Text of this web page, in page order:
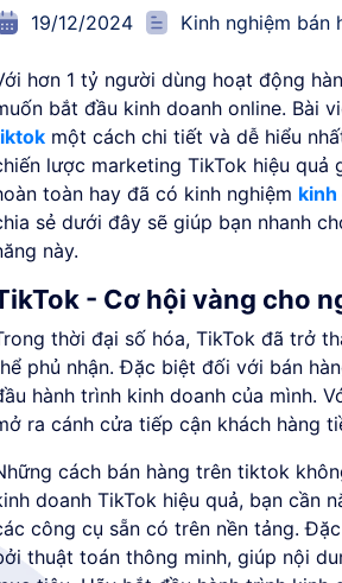
19/12/2024 Kinh nghiệm bán
hơn 1 tỷ người dùng hoạt động
bắt đầu kinh doanh online. Bài
một cách chi tiết và dễ hiểu
lược marketing TikTok hiệu quả
toàn hay đã có kinh nghiệm kinh
sẻ dưới đây sẽ giúp bạn nhanh
này.
- Cơ hội vàng cho
thời đại số hóa, TikTok đã trở
phủ nhận. Đặc biệt đối với bán
hành trình kinh doanh của mình.
ra cánh cửa tiếp cận khách hàng
cách bán hàng trên tiktok
doanh TikTok hiệu quả, bạn cần
công cụ sẵn có trên nền tảng.
thuật toán thông minh, giúp nội